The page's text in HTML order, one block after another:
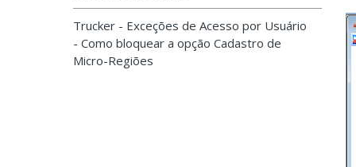
Trucker - Exceções de Acesso por Usuário
- Como bloquear a opção Cadastro de
Micro-Regiões